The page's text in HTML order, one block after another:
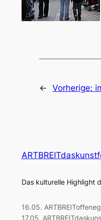
← Vorherige:
Das kulturelle Highlight
16.05.
17.05.